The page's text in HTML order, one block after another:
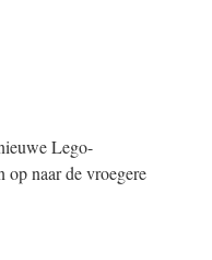
Lego-
op naar de vroegere